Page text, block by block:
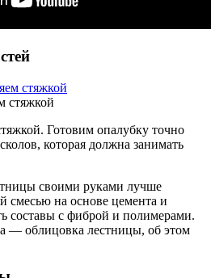
стяжкой
Готовим опалубку точно
которая должна занимать
своими руками лучше
смесью на основе цемента и
составы с фиброй и полимерами.
— облицовка лестницы, об этом